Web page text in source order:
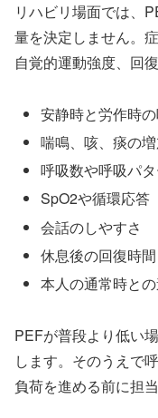
リハビリ場面では、
量を決定しません。
自覚的運動強度、回
安静時と労作時
喘鳴、咳、痰の
呼吸数や呼吸パ
SpO2や循環応答
会話のしやすさ
休息後の回復時間
本人の通常時と
PEFが普段より低い
します。そのうえで
負荷を進める前に担